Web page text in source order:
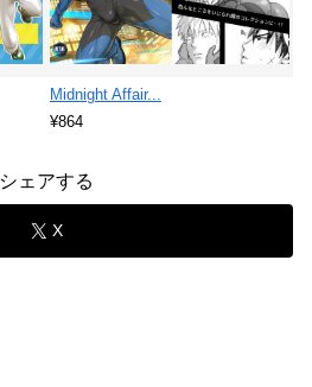
Midnight Affair...
¥864
シェアする
X